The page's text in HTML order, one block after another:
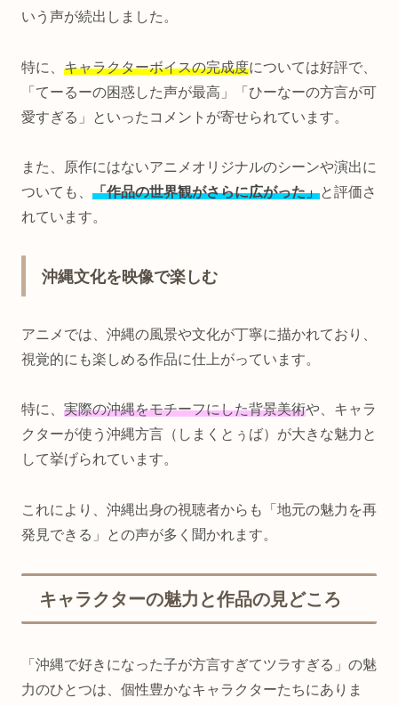
いう声が続出しました。
特に、 キャラクターボイスの完成度については好評で、
「てーるーの困惑した声が最高」「ひーなーの方言が可
愛すぎる」といったコメントが寄せられています。
また、原作にはないアニメオリジナルのシーンや演出に
ついても、 「作品の世界観がさらに広がった」と評価さ
れています。
沖縄文化を映像で楽しむ
アニメでは、沖縄の風景や文化が丁寧に描かれており、
視覚的にも楽しめる作品に仕上がっています。
特に、 実際の沖縄をモチーフにした背景美術や、キャラ
クターが使う沖縄方言（しまくとぅば）が大きな魅力と
して挙げられています。
これにより、沖縄出身の視聴者からも「地元の魅力を再
発見できる」との声が多く聞かれます。
キャラクターの魅力と作品の見どころ
「沖縄で好きになった子が方言すぎてツラすぎる」の魅
力のひとつは、個性豊かなキャラクターたちにありま